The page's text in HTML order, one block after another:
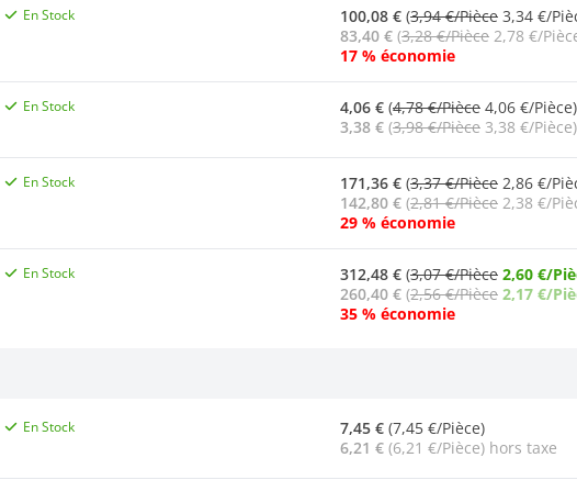
En Stock 100,08 € (3,94 €/Pièce 3,34 €/
83,40 € (3,28 €/Pièce 2,78 €/
17 % économie
En Stock 4,06 € (4,78 €/Pièce 4,06 €/Pièce)
3,38 € (3,98 €/Pièce 3,38 €/
En Stock 171,36 € (3,37 €/Pièce 2,86 €/
142,80 € (2,81 €/Pièce 2,38 €/
29 % économie
En Stock 312,48 € (3,07 €/Pièce 2,60 €/
260,40 € (2,56 €/Pièce 2,17 €/
35 % économie
En Stock 7,45 € (7,45 €/Pièce)
6,21 € (6,21 €/Pièce) hors taxe